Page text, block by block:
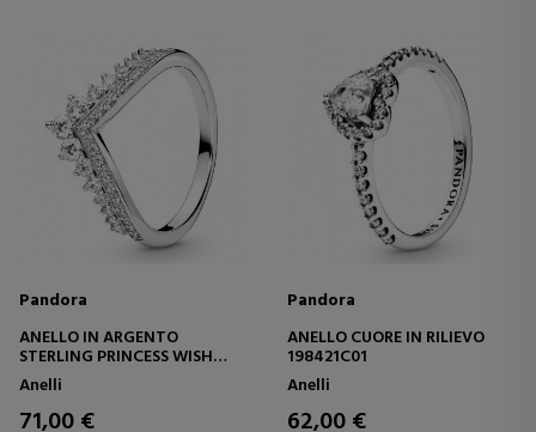
Pandora
ANELLO IN ARGENTO
STERLING PRINCESS WISH
197736CZ
Anelli
71,00 €
Pandora
ANELLO CUORE IN RILIEVO
198421C01
Anelli
62,00 €